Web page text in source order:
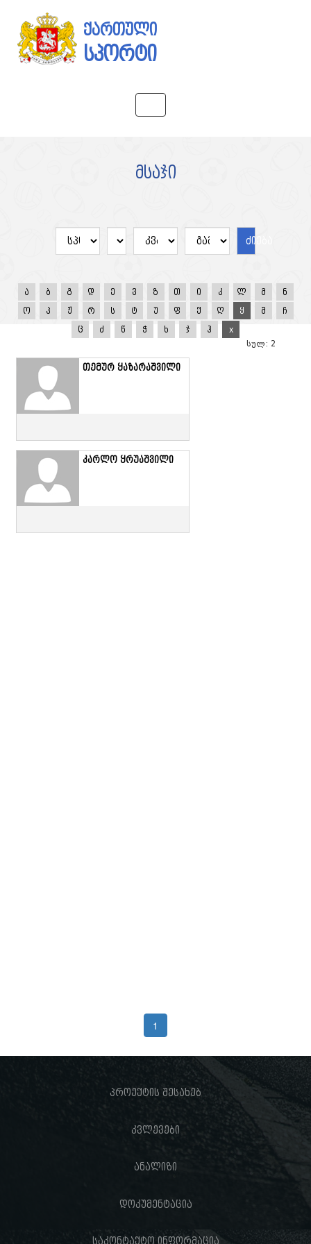
ქართული
სპორტი
navigation
მსაჯი
ძიება
ა ბ გ დ ე ვ ზ თ ი კ ლ მ
ნ
ო
პ ჟ რ ს ტ უ ფ ქ ღ ყ შ
ჩ
ც
ძ წ ჭ ხ ჯ ჰ x
სულ: 2
თემურ ყაზარაშვილი
კარლო ყრუაშვილი
1
პროექტის შესახებ
კვლევები
ანალიზი
დოკუმენტაცია
საკონტაქტო ინფორმაცია